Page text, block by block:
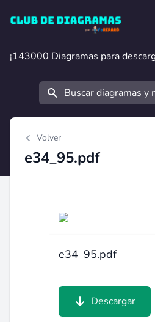
Club de Diagramas
¡143000 Diagramas para
¡143000 Diagramas para
Buscar
Volver
e34_95.pdf
e34_95.pdf
Descargar